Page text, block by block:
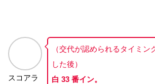
スコアラ
（交代が認められるタイミン
した後）
白 33 番イン。